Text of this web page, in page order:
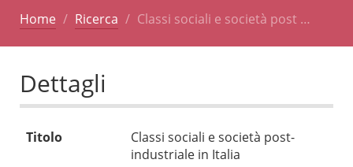
Home Ricerca Classi sociali e società post …
Dettagli
Titolo
Classi sociali e società post-
industriale in Italia